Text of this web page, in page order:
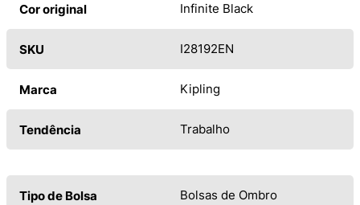
Cor original Infinite Black
SKU I28192EN
Marca Kipling
Tendência Trabalho
Tipo de Bolsa Bolsas de Ombro